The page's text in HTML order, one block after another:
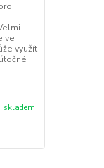
ve
využít
skladem